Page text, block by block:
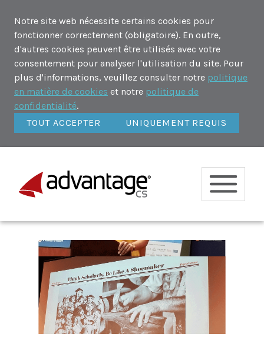
Notre site web nécessite certains cookies pour
fonctionner correctement (obligatoire). En outre,
d'autres cookies peuvent être utilisés avec votre
consentement pour analyser l'utilisation du site. Pour
plus d'informations, veuillez consulter notre politique
en matière de cookies et notre politique de
confidentialité.
TOUT ACCEPTER
UNIQUEMENT REQUIS